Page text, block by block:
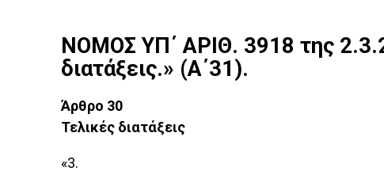
ΝΟΜΟΣ ΥΠ΄ ΑΡΙΘ. 3918 της
διατάξεις.» (Α΄31).
Άρθρο 30
Τελικές διατάξεις
«3.